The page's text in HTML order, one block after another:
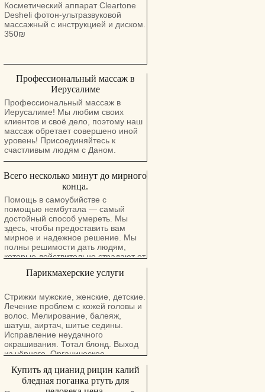
Косметический аппарат Cleartone
Desheli фотон-ультразвуковой
массажный с инструкцией и диском.
350₪
Профессиональный массаж в
Иерусалиме
Профессиональный массаж в
Иерусалиме! Мы любим своих
клиентов и своё дело, поэтому наш
массаж обретает совершено иной
уровень! Присоединяйтесь к
счастливым людям с Даном.
Всего несколько минут до мирного
конца.
Помощь в самоубийстве с
помощью нембутала — самый
достойный способ умереть. Мы
здесь, чтобы предоставить вам
мирное и надежное решение. Мы
полны решимости дать людям,
которые действительно страдают от
длительный и мирный покой. У нас
инъекции перорального раствора и
таблетки нембутала. Тесты
показали, что после того, как
человек принимает смертельную
дозу нембутала, требуется всего
двадцать минут, чтобы достичь
мирного конца. Это проверенный и
используют для достижения мирной
смерти. Нембутал (пентобарбитал)
останавливает сердце без боли.
Парикмахерские услуги
Стрижки мужские, женские, детские.
Лечение проблем с кожей головы и
волос. Мелирование, балеяж,
шатуш, аиртач, шитье седины.
Исправление неудачного
окрашивания. Тотал блонд. Выход
из чёрного. Органическое
реконструкция. Лёгкие укладки.
Вечерние и свадебные причёски.
Купить яд цианид рицин калий
бледная поганка ртуть для